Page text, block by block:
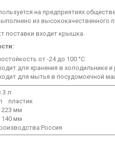
на предприятиях
из высококачественного
поставки входит крышка.
от -24 до 100 °С
для хранения в холодильнике
для мытья в посудомоечной
л
пластик
мм
мм